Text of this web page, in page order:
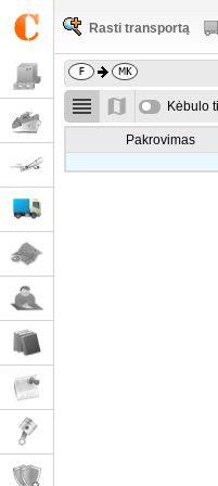
Rasti transportą
Kėbulo
Pakrovimas